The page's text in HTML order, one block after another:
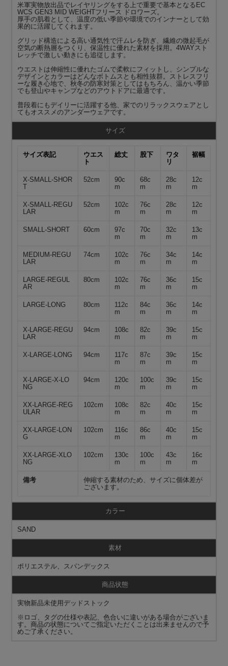
米軍実物放出品でレイヤリングをする上で重要で基本となるEC
WCS GEN3 MID WEIGHTフリース ドロワーズ。
厚手の肌着として、温度の低い季節や環境でのインナーとして効
果的に活躍してくれます。
グリッド構造による高い通気性で汗ムレを防ぎ、繊維の微起毛が
空気の断熱層をつくり、保温性に優れた素材を採用。4WAYスト
レッチで激しい動きにも追従します。
ウエストは伸縮性に優れたゴムで柔軟にフィットし、シンプルな
デザインとカラーはどんなボトムスとも相性抜群。ストレスフリ
ーな履き心地で、秋冬の防寒対策としてはもちろん、温かい季節
でも登山やキャンプなどのアウトドアに最適です。
普段着にもデイリーに活躍する他、家でのリラックスウェアとし
てもオススメのアンダーウェアです。
サイズ
サイズ表記
ウエス
ト
総丈 股下
ワタ
リ
裾幅
X-SMALL-SHOR
T
52cm
90c
m
68c
m
28c
m
12c
m
X-SMALL-REGU
LAR
52cm
102c
m
76c
m
28c
m
12c
m
SMALL-SHORT 60cm
97c
m
70c
m
32c
m
13c
m
MEDIUM-REGU
LAR
74cm
102c
m
76c
m
34c
m
14c
m
LARGE-REGUL
AR
80cm
102c
m
76c
m
36c
m
15c
m
LARGE-LONG 80cm
112c
m
84c
m
36c
m
14c
m
X-LARGE-REGU
LAR
94cm
108c
m
82c
m
39c
m
15c
m
X-LARGE-LONG 94cm
117c
m
87c
m
39c
m
15c
m
X-LARGE-X-LO
NG
94cm
120c
m
100c
m
39c
m
15c
m
XX-LARGE-REG
ULAR
102cm
108c
m
82c
m
40c
m
15c
m
XX-LARGE-LON
G
102cm
116c
m
86c
m
40c
m
15c
m
XX-LARGE-XLO
NG
102cm
130c
m
100c
m
43c
m
16c
m
備考
伸縮する素材のため、サイズに個体差が
ございます。
カラー
SAND
素材
ポリエステル、スパンデックス
商品状態
実物新品未使用デッドストック
※ロゴ、タグの仕様や表記、色合いに違いがある場合がございま
す。商品の状態についてご指定いただくことは出来ませんので予
めご了承ください。